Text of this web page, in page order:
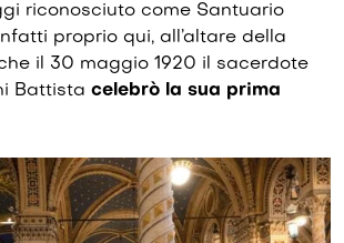
riconosciuto come Santuario
proprio qui, all’altare della
il 30 maggio 1920 il sacerdote
Battista celebrò la sua prima